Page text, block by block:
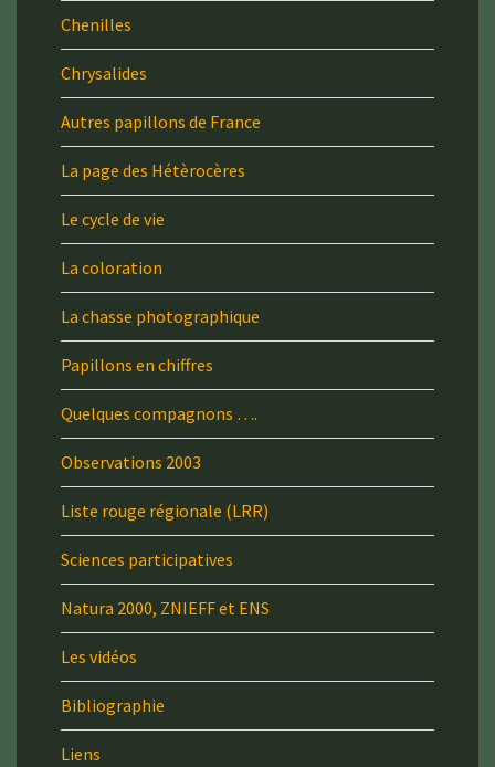
Chenilles
Chrysalides
Autres papillons de France
La page des Hétèrocères
Le cycle de vie
La coloration
La chasse photographique
Papillons en chiffres
Quelques compagnons ….
Observations 2003
Liste rouge régionale (LRR)
Sciences participatives
Natura 2000, ZNIEFF et ENS
Les vidéos
Bibliographie
Liens